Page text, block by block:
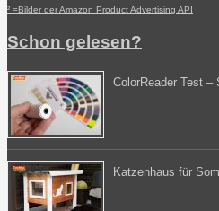
² =Bilder der Amazon Product Advertising API
Schon gelesen?
ColorReader Test –
Katzenhaus für